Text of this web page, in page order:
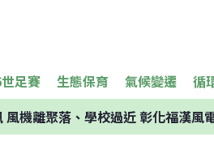
足賽 生態保育 氣候變遷 循
風機離聚落、學校過近 彰化福漢風